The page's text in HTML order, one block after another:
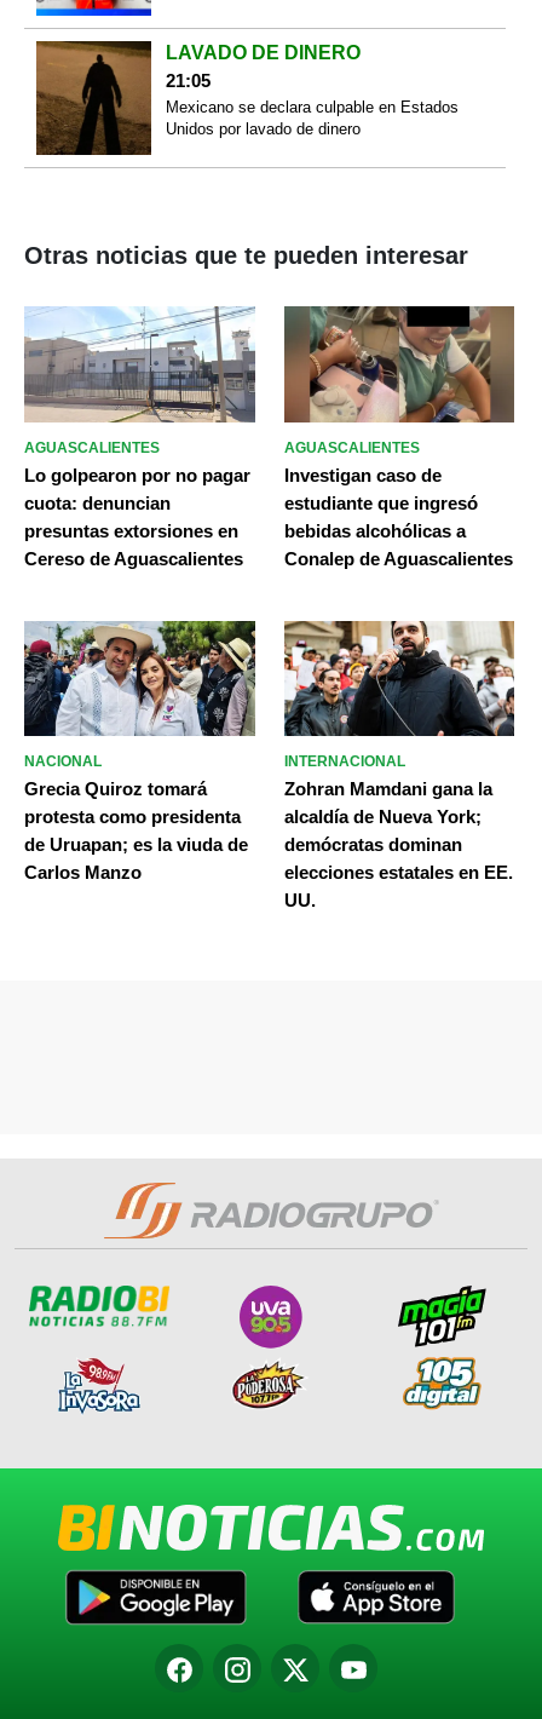
LAVADO DE DINERO
21:05
Mexicano se declara culpable en Estados
Unidos por lavado de dinero
Otras noticias que te pueden interesar
AGUASCALIENTES
Lo golpearon por no pagar
cuota: denuncian
presuntas extorsiones en
Cereso de Aguascalientes
AGUASCALIENTES
Investigan caso de
estudiante que ingresó
bebidas alcohólicas a
Conalep de Aguascalientes
NACIONAL
Grecia Quiroz tomará
protesta como presidenta
de Uruapan; es la viuda de
Carlos Manzo
INTERNACIONAL
Zohran Mamdani gana la
alcaldía de Nueva York;
demócratas dominan
elecciones estatales en EE.
UU.